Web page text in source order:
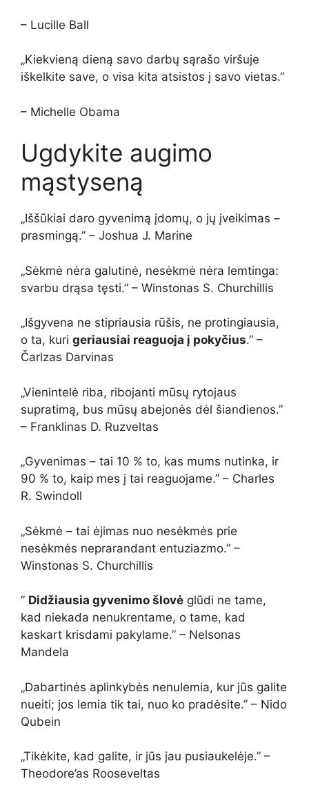
– Lucille Ball
„Kiekvieną dieną savo darbų sąrašo viršuje
iškelkite save, o visa kita atsistos į savo vietas.”
– Michelle Obama
Ugdykite augimo
mąstyseną
„Iššūkiai daro gyvenimą įdomų, o jų įveikimas –
prasmingą.” – Joshua J. Marine
„Sėkmė nėra galutinė, nesėkmė nėra lemtinga:
svarbu drąsa tęsti.” – Winstonas S. Churchillis
„Išgyvena ne stipriausia rūšis, ne protingiausia,
o ta, kuri geriausiai reaguoja į pokyčius.” –
Čarlzas Darvinas
„Vienintelė riba, ribojanti mūsų rytojaus
supratimą, bus mūsų abejonės dėl šiandienos.”
– Franklinas D. Ruzveltas
„Gyvenimas – tai 10 % to, kas mums nutinka, ir
90 % to, kaip mes į tai reaguojame.” – Charles
R. Swindoll
„Sėkmė – tai ėjimas nuo nesėkmės prie
nesėkmės neprarandant entuziazmo.” –
Winstonas S. Churchillis
” Didžiausia gyvenimo šlovė glūdi ne tame,
kad niekada nenukrentame, o tame, kad
kaskart krisdami pakylame.” – Nelsonas
Mandela
„Dabartinės aplinkybės nenulemia, kur jūs galite
nueiti; jos lemia tik tai, nuo ko pradėsite.” – Nido
Qubein
„Tikėkite, kad galite, ir jūs jau pusiaukelėje.” –
Theodore’as Rooseveltas